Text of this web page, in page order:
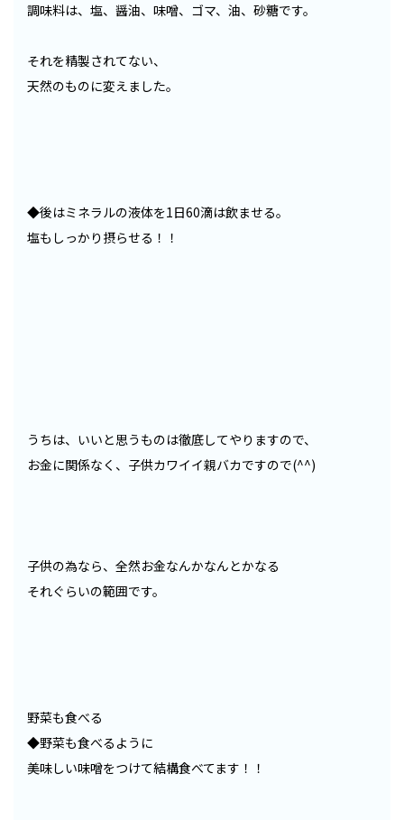
調味料は、塩、醤油、味噌、ゴマ、油、砂糖です。
それを精製されてない、
天然のものに変えました。
◆後はミネラルの液体を1日60滴は飲ませる。
塩もしっかり摂らせる！！
うちは、いいと思うものは徹底してやりますので、
お金に関係なく、子供カワイイ親バカですので(^^)
子供の為なら、全然お金なんかなんとかなる
それぐらいの範囲です。
野菜も食べる
◆野菜も食べるように
美味しい味噌をつけて結構食べてます！！